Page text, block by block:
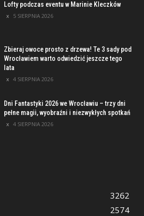
Lofty podczas eventu w Marinie Kleczków
5 SIERPNIA 2026
Zbieraj owoce prosto z drzewa! Te 3 sady pod
Wrocławiem warto odwiedzić jeszcze tego
lata
4 SIERPNIA 2026
Dni Fantastyki 2026 we Wrocławiu – trzy dni
pełne magii, wyobraźni i niezwykłych spotkań
4 SIERPNIA 2026
3262
2574